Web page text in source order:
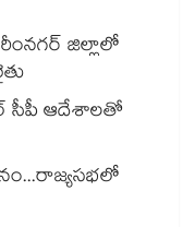
జిల్లాలో
సీపీ ఆదేశాలతో